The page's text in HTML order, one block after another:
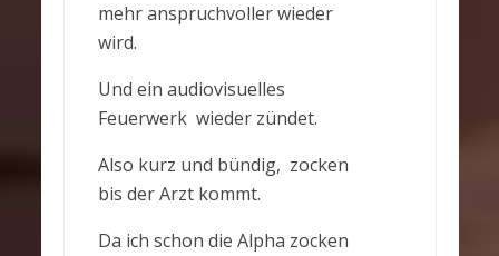
mehr anspruchvoller wieder
wird.
Und ein audiovisuelles
Feuerwerk wieder zündet.
Also kurz und bündig, zocken
bis der Arzt kommt.
Da ich schon die Alpha zocken